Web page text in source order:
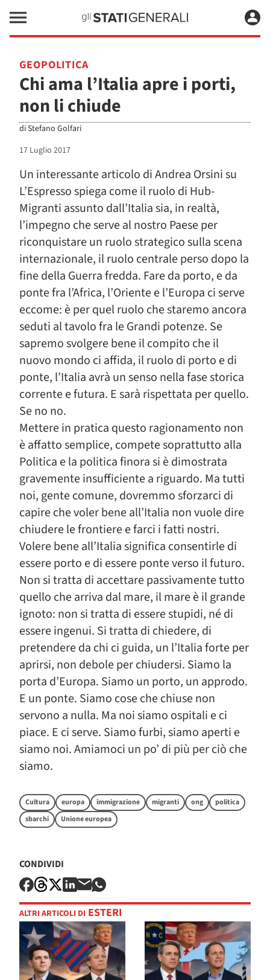
GEOPOLITICA
Chi ama l’Italia apre i porti,
non li chiude
diStefano Golfari
17 Luglio 2017
Un interessante articolo di Andrea Orsini su
L’Espresso spiega come il ruolo di Hub-
Migranti assunto dall’Italia sia, in realtà,
l’impegno che serve al nostro Paese per
riconquistare un ruolo strategico sulla scena
internazionale, il ruolo centrale perso dopo la
fine della Guerra fredda. Fare da porto, e da
ponte fra l’Africa, l’Oriente e l’Europa ci serve
eccome: è per quel ruolo che staremo ancora
seduti al tavolo fra le Grandi potenze. Se
sapremo svolgere bene il compito che il
nuovo mondo ci affida, il ruolo di porto e di
ponte, l’Italia avrà un senso nella fase storica
corrente e futura. E sarà rispettata per quello.
Se no no.
Mettere in pratica questo ragionamento non
è affatto semplice, compete soprattutto alla
Politica e la politica finora si è dimostrata
gravemente insufficiente a riguardo. Ma tutti
noi, gente comune, dovremmo sforzarci di
capire che voler bene all’Italia non vuole dire
chiudere le frontiere e farci i fatti nostri.
Volere bene all’Italia significa consentirle di
essere porto e di essere ponte verso il futuro.
Non si tratta di accettare passivamente tutto
quello che arriva dal mare, il mare è il grande
ignoto: non si tratta di essere stupidi, né di
essere ingenui. Si tratta di chiedere, di
pretendere da chi ci guida, un l’Italia forte per
aprirsi, non debole per chiudersi. Siamo la
porta d’Europa. Siamo un porto, un approdo.
E un ponte. Siamo cose che chiuse non
servono a nulla. Ma noi siamo ospitali e ci
piace. E ci serve. Siamo furbi, siamo aperti e
siamo noi. Amiamoci un po’ di più per ciò che
siamo.
Cultura europa immigrazione migranti ong
politica
sbarchi
Unione europea
CONDIVIDI
ALTRI ARTICOLI DI ESTERI